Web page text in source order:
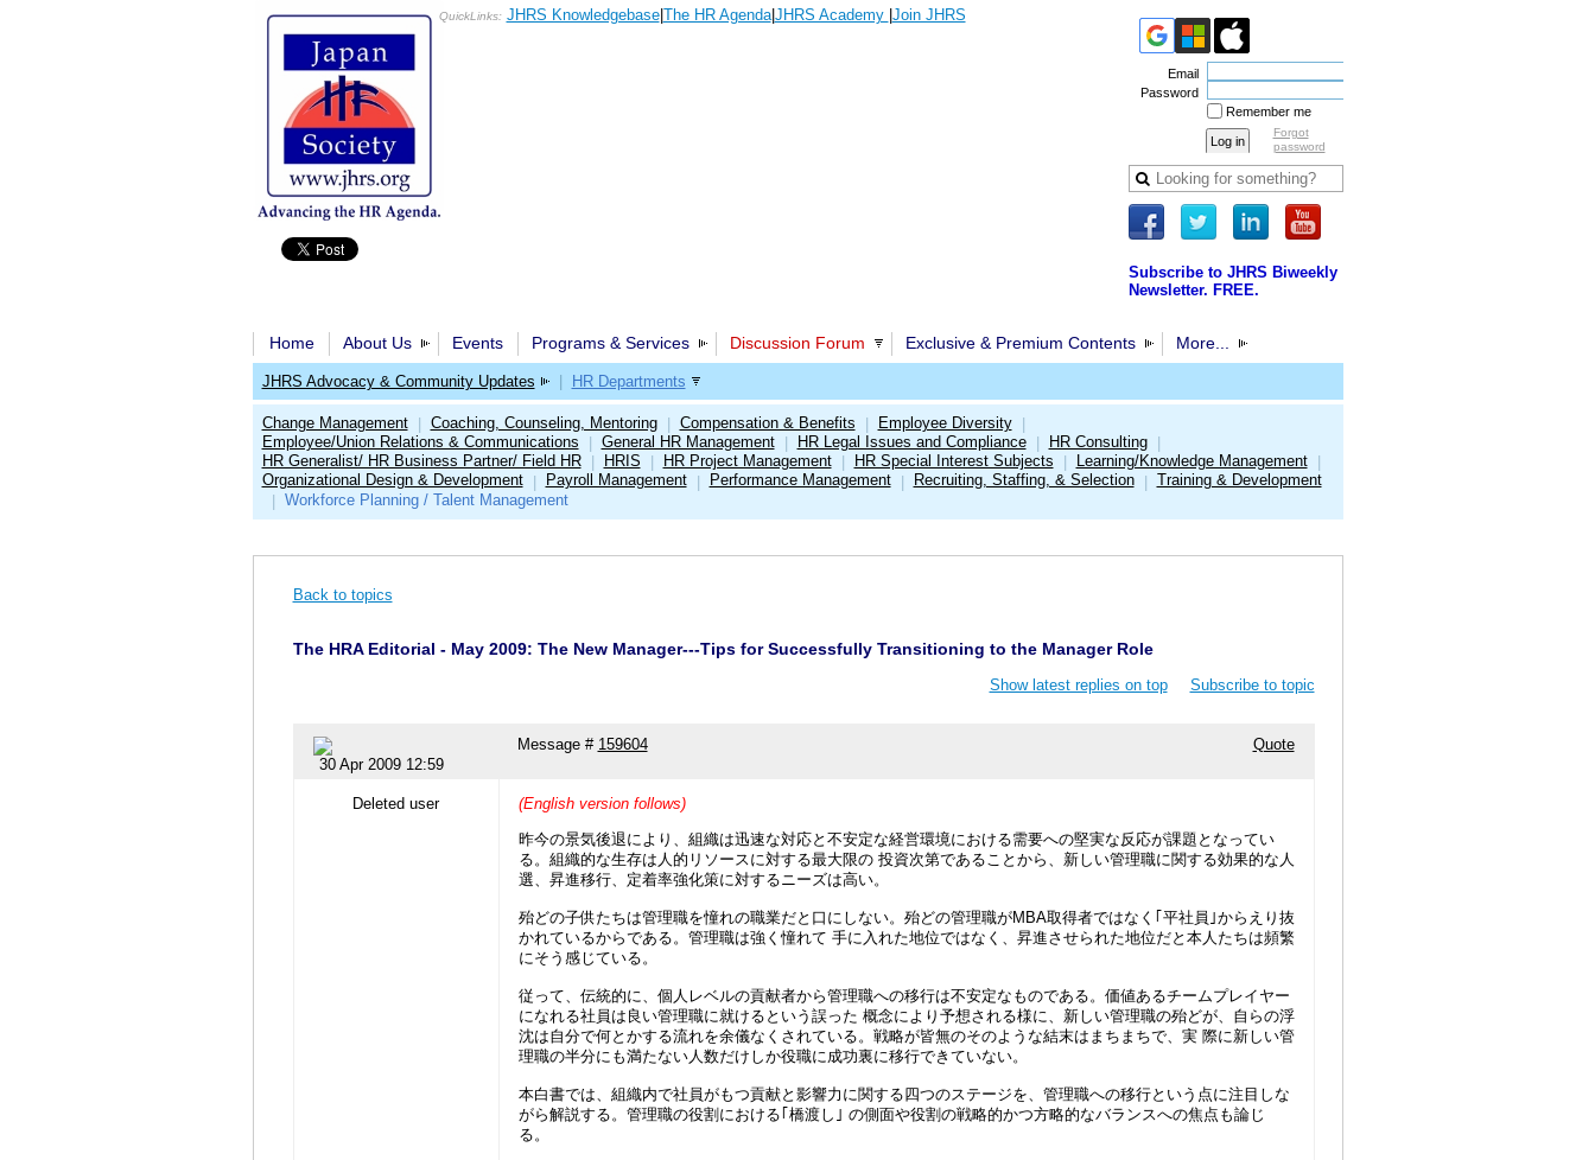
QuickLinks: JHRS Knowledgebase| The HR Agenda|JHRS Academy Join JHRS
Email
Password
Remember me
Forgot
password
Subscribe to JHRS Biweekly
Newsletter. FREE.
Home About Us Events Programs & Services Discussion Forum Exclusive & Premium Contents More...
JHRS Advocacy & Community Updates HR Departments
Change Management Coaching, Counseling, Mentoring Compensation & Benefits Employee Diversity
Employee/Union Relations & Communications
General HR Management HR Legal Issues and Compliance HR Consulting
HR Generalist/ HR Business Partner/ Field HR
HRIS HR Project Management HR Special Interest Subjects Learning/Knowledge Management
Organizational Design & Development
| Payroll Management | Performance Management | Recruiting, Staffing, & Selection | Training & Development
| Workforce Planning / Talent Management
Back to topics
The HRA Editorial - May 2009: The New Manager---Tips for Successfully Transitioning to the Manager Role
Show latest replies on top Subscribe to topic
30 Apr 2009 12:59
Quote
Message # 159604
Deleted user
(English version follows)
昨今の景気後退により、組織は迅速な対応と不安定な経営環境における需要への堅実な反応が課題となってい
る。組織的な生存は人的リソースに対する最大限の 投資次第であることから、新しい管理職に関する効果的な人
選、昇進移行、定着率強化策に対するニーズは高い。
殆どの子供たちは管理職を憧れの職業だと口にしない。殆どの管理職がMBA取得者ではなく｢平社員｣からえり抜
かれているからである。管理職は強く憧れて 手に入れた地位ではなく、昇進させられた地位だと本人たちは頻繁
にそう感じている。
従って、伝統的に、個人レベルの貢献者から管理職への移行は不安定なものである。価値あるチームプレイヤー
になれる社員は良い管理職に就けるという誤った 概念により予想される様に、新しい管理職の殆どが、自らの浮
沈は自分で何とかする流れを余儀なくされている。戦略が皆無のそのような結末はまちまちで、実 際に新しい管
理職の半分にも満たない人数だけしか役職に成功裏に移行できていない。
本白書では、組織内で社員がもつ貢献と影響力に関する四つのステージを、管理職への移行という点に注目しな
がら解説する。管理職の役割における｢橋渡し｣ の側面や役割の戦略的かつ方略的なバランスへの焦点も論じ
る。